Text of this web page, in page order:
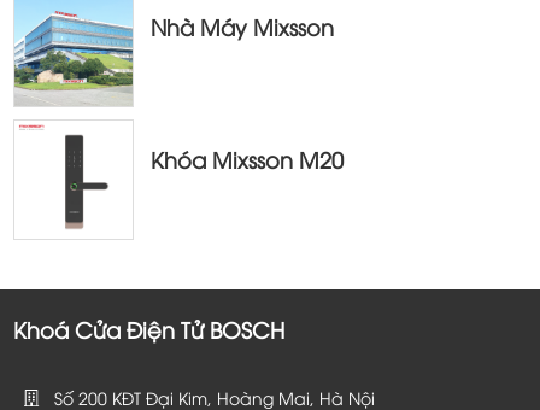
Nhà Máy Mixsson
Khóa Mixsson M20
Khoá Cửa Điện Tử BOSCH
Số 200 KĐT Đại Kim, Hoàng Mai, Hà Nội